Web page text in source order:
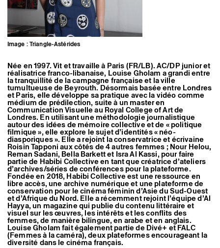
Artistes associé·es
Hors-les-murs
Ancien·nes résident·es et artistes associé·es
Image : Triangle-Astérides
Née en 1997. Vit et travaille à Paris (FR/LB). AC/DP junior et
réalisatrice franco-libanaise, Louise Gholam a grandi entre
la tranquillité de la campagne française et la ville
tumultueuse de Beyrouth. Désormais basée entre Londres
et Paris, elle développe sa pratique avec la vidéo comme
médium de prédilection, suite à un master en
Communication Visuelle au Royal College of Art de
Londres. En utilisant une méthodologie journalistique
autour des idées de mémoire collective et de « politique
filmique », elle explore le sujet d’identités « néo-
diasporiques ». Elle a rejoint la conservatrice et écrivaine
Roisin Tapponi aux côtés de 4 autres femmes ; Nour Helou,
Reman Sadani, Bella Barkett et Isra Al Kassi, pour faire
partie de Habibi Collective en tant que créatrice d’ateliers
d’archives/séries de conférences pour la plateforme.
Fondée en 2018, Habibi Collective est une ressource en
libre accès, une archive numérique et une plateforme de
conservation pour le cinéma féminin d’Asie du Sud-Ouest
et d’Afrique du Nord. Elle a récemment rejoint l’équipe d’Al
Hayya, un magazine qui publie du contenu littéraire et
visuel sur les œuvres, les intérêts et les conflits des
femmes, de manière bilingue, en arabe et en anglais.
Louise Gholam fait également partie de Divé+ et FALC
(Femmes à la caméra), deux plateformes encourageant la
diversité dans le cinéma français.